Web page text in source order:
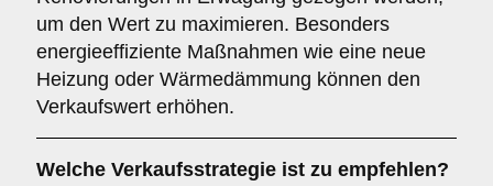
um den Wert zu maximieren. Besonders
energieeffiziente Maßnahmen wie eine neue
Heizung oder Wärmedämmung können den
Verkaufswert erhöhen.
Welche Verkaufsstrategie ist zu empfehlen?